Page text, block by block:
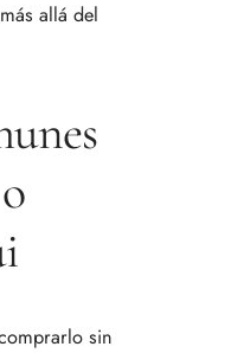
allá del
sin